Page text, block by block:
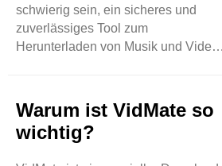
schwierig sein, ein sicheres und
zuverlässiges Tool zum
Herunterladen von Musik und Videos
kürzester Zeit fast alle seine
Konkurrenten überholt hat. Sie
können mühelos Musik- und Video-
Warum ist VidMate so
wichtig?